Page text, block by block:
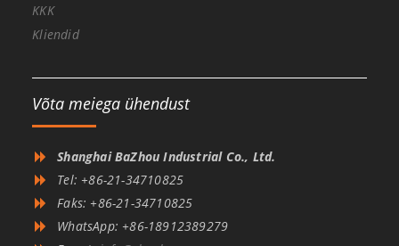
KKK
Kliendid
Võta meiega ühendust
Shanghai BaZhou Industrial Co., Ltd.
Tel: +86-21-34710825
Faks: +86-21-34710825
WhatsApp: +86-18912389279